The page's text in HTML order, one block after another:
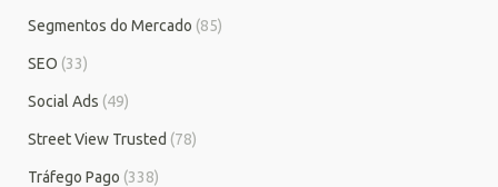
Segmentos do Mercado (85)
SEO (33)
Social Ads (49)
Street View Trusted (78)
Tráfego Pago (338)